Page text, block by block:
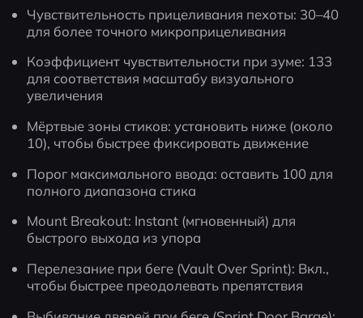
Чувствительность прицеливания пехоты: 30–40
для более точного микроприцеливания
Коэффициент чувствительности при зуме: 133
для соответствия масштабу визуального
увеличения
Мёртвые зоны стиков: установить ниже (около
10), чтобы быстрее фиксировать движение
Порог максимального ввода: оставить 100 для
полного диапазона стика
Mount Breakout: Instant (мгновенный) для
быстрого выхода из упора
Перелезание при беге (Vault Over Sprint): Вкл.,
чтобы быстрее преодолевать препятствия